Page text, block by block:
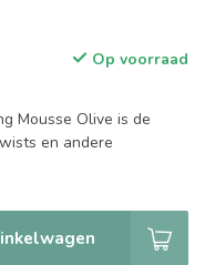
Op voorraad
Mousse Olive is de
en andere